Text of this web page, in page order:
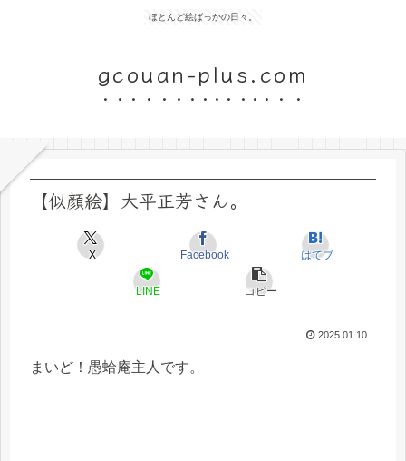
ほとんど絵ばっかの日々。
gcouan-plus.com
【似顔絵】大平正芳さん。
X Facebook はてブ
LINE コピー
2025.01.10
まいど！愚蛤庵主人です。